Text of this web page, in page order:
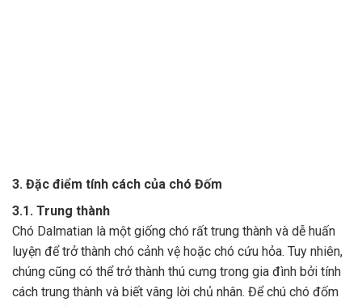
3. Đặc điểm tính cách của chó Đốm
3.1. Trung thành
Chó Dalmatian là một giống chó rất trung thành và dễ huấn
luyện để trở thành chó cảnh vệ hoặc chó cứu hỏa. Tuy nhiên,
chúng cũng có thể trở thành thú cưng trong gia đình bởi tính
cách trung thành và biết vâng lời chủ nhân. Để chú chó đốm